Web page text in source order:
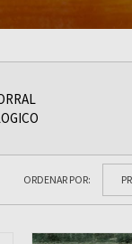
ORDENAR POR: